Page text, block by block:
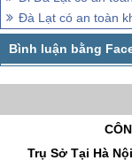
Đà Lạt có an toàn
Trụ Sở Tại Hà